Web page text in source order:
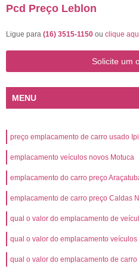
Pcd Preço Leblon
Ligue para (16) 3515-1150 ou clique
Solicite um
MENU
preço emplacamento de carro usado
emplacamento veículos novos Motuca
emplacamento do carro preço
emplacamento de carro preço Caldas
qual o valor do emplacamento de
qual o valor do emplacamento
qual o valor do emplacamento de